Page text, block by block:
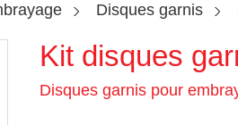
Disques garnis
Kit disques
Disques garnis pour